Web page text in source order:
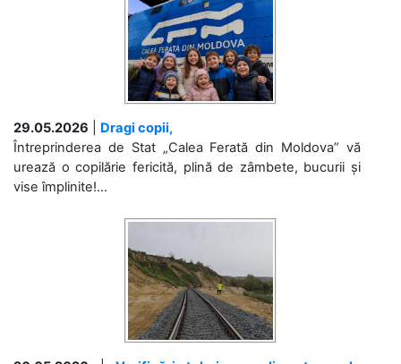
29.05.2026
Dragi copii,
Întreprinderea de Stat „Calea Ferată din Moldova” vă
urează o copilărie fericită, plină de zâmbete, bucurii și
vise împlinite!...